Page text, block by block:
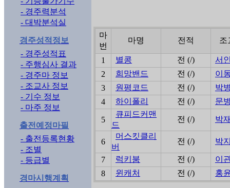
- 경주력분석
- 대박분석실
경주성적정보
- 경주성적표
- 주행심사 결과
- 경주마 정보
- 조교사 정보
- 기수 정보
- 마주 정보
출전예정마필
- 출전등록현황
- 조별
- 등급별
경마시행계획
마
번
마명 전적 조
1 별콩 전 (/)
서
2
희망밴드 전 (/)
이
3
원평코드 전 (/)
박
4
하이폴리 전 (/) 문
5
큐피드커맨
드
전 (/) 박
6
머스킷클리
버
전 (/) 박
7 럭키붐 전 (/)
이
8
윈캐처 전 (/) 홍